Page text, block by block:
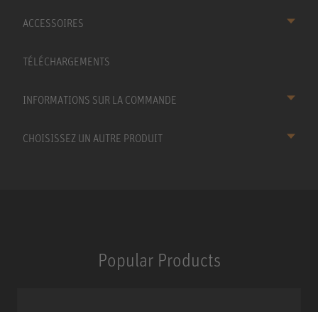
ACCESSOIRES
TÉLÉCHARGEMENTS
INFORMATIONS SUR LA COMMANDE
CHOISISSEZ UN AUTRE PRODUIT
Popular Products